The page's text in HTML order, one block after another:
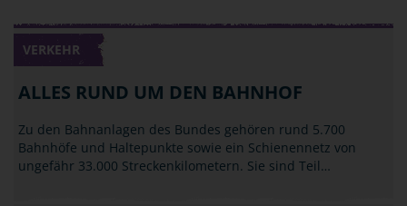
VERKEHR
ALLES RUND UM DEN BAHNHOF
Zu den Bahnanlagen des Bundes gehören rund 5.700
Bahnhöfe und Haltepunkte sowie ein Schienennetz von
ungefähr 33.000 Streckenkilometern. Sie sind Teil…